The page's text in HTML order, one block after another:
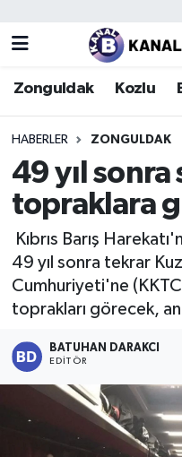
Zonguldak Kozlu
HABERLER ZONGULDAK
49 yıl sonra
topraklara
Kıbrıs Barış
49 yıl sonra tekrar
Cumhuriyeti'ne
toprakları görecek,
BATUHAN DARAKCI
EDITÖR
Zonguldak
Kozlu
Ereğli
Çaycuma
Alaplı
Devrek
Gökçebey
Bartın
Karabük
Zonguldak
Zonguldak Hava
Zonguldak Trafik
Puan Durumu ve
Tüm Manşetler
Son Dakika
Haber Arşivi